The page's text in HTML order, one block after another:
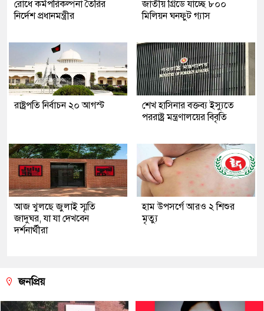
রোধে কর্মপরিকল্পনা তৈরির
নির্দেশ প্রধানমন্ত্রীর
জাতীয় গ্রিডে যাচ্ছে ৮০০
মিলিয়ন ঘনফুট গ্যাস
রাষ্ট্রপতি নির্বাচন ২০ আগস্ট
শেখ হাসিনার বক্তব্য ইস্যুতে
পররাষ্ট্র মন্ত্রণালয়ের বিবৃতি
আজ খুলছে জুলাই স্মৃতি
জাদুঘর, যা যা দেখবেন
দর্শনার্থীরা
হাম উপসর্গে আরও ২ শিশুর
মৃত্যু
জনপ্রিয়